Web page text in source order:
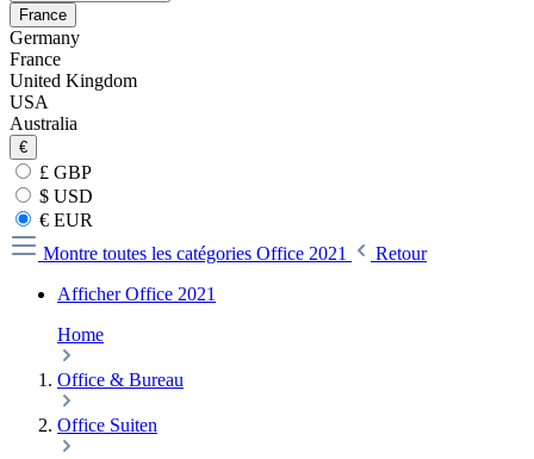
France
Germany
France
United Kingdom
USA
Australia
€
£ GBP
$ USD
€ EUR
Montre toutes les catégories Office 2021
Retour
Afficher Office 2021
Home
Office & Bureau
Office Suiten